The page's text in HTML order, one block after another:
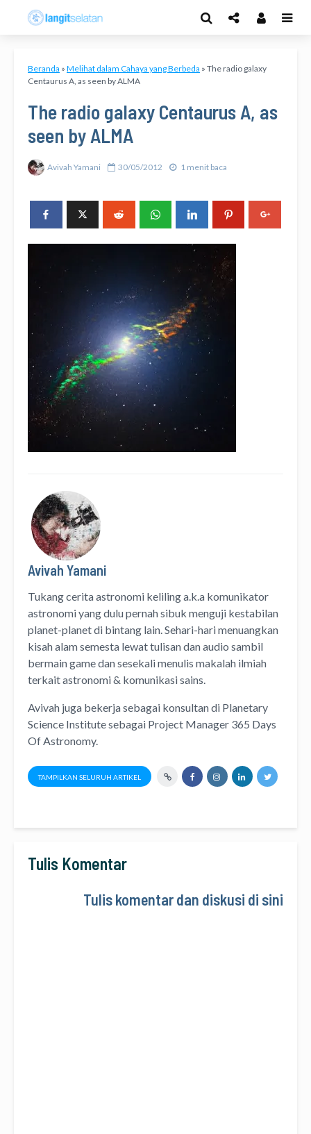
Beranda » Melihat dalam Cahaya yang Berbeda » The radio galaxy
Centaurus A, as seen by ALMA
The radio galaxy Centaurus A, as
seen by ALMA
Avivah Yamani 30/05/2012 1 menit baca
Avivah Yamani
Tukang cerita astronomi kelilinga.k.a komunikator
astronomiyang dulu pernah sibuk menguji kestabilan
planet-planet di bintang lain. Sehari-hari menuangkan
kisah alam semesta lewattulisandanaudio sambil
bermain game dan sesekali menulis makalah ilmiah
terkait astronomi & komunikasi sains.
Avivah juga bekerja sebagai konsultan di Planetary
Science Institutesebagai Project Manager 365 Days
Of Astronomy.
TAMPILKAN SELURUH ARTIKEL
Tulis Komentar
Tulis komentar dan diskusi di sini